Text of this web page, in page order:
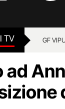
TV GF VIP
ad